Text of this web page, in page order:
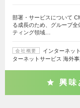
部署・サービスについて
る成長のため、グループ
ティング領域…
会社概要
インターネッ
ターネットサービス 海外
興味